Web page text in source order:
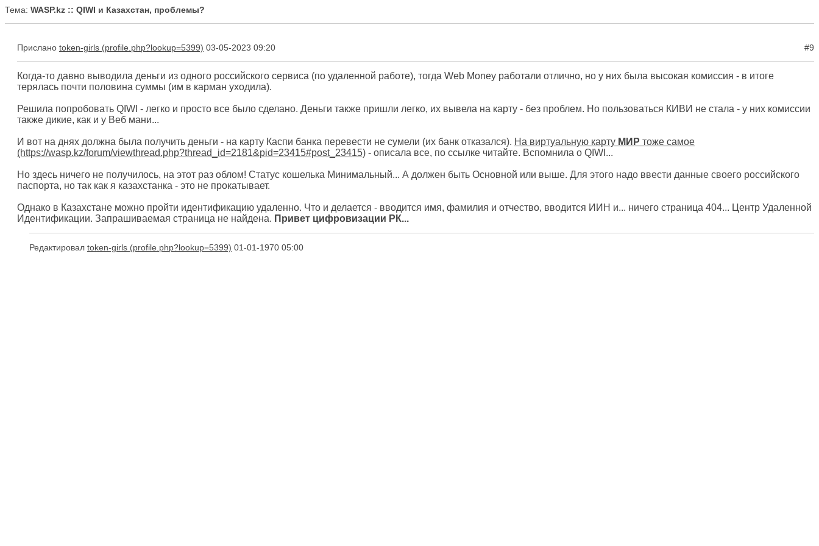
Тема: WASP.kz :: QIWI и Казахстан, проблемы?
Прислано token-girls 03-05-2023 09:20 #9
Когда-то давно выводила деньги из одного российского сервиса (по удаленной работе), тогда Web Money работали отлично, но у них была высокая комиссия - в итоге
терялась почти половина суммы (им в карман уходила).
Решила попробовать QIWI - легко и просто все было сделано. Деньги также пришли легко, их вывела на карту - без проблем. Но пользоваться КИВИ не стала - у них комиссии
также дикие, как и у Веб мани...
И вот на днях должна была получить деньги - на карту Каспи банка перевести не сумели (их банк отказался). На виртуальную карту МИР тоже самое
- описала все, по ссылке читайте. Вспомнила о QIWI...
Но здесь ничего не получилось, на этот раз облом! Статус кошелька Минимальный... А должен быть Основной или выше. Для этого надо ввести данные своего российского
паспорта, но так как я казахстанка - это не прокатывает.
Однако в Казахстане можно пройти идентификацию удаленно. Что и делается - вводится имя, фамилия и отчество, вводится ИИН и... ничего страница 404... Центр Удаленной
Идентификации. Запрашиваемая страница не найдена. Привет цифровизации РК...
Редактировал token-girls 01-01-1970 05:00